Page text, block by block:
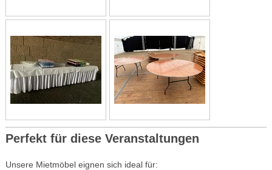
Perfekt für diese Veranstaltungen
Unsere Mietmöbel eignen sich ideal für: